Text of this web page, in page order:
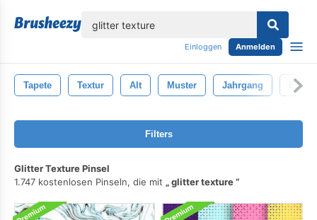
Einloggen Anmelden
Tapete Textur Alt Muster Jahrgang
Filters
Glitter Texture Pinsel
1.747 kostenlosen Pinseln, die mit
glitter texture